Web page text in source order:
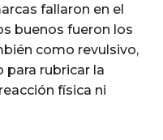
fallaron en el
buenos fueron los
como revulsivo,
para rubricar la
física ni